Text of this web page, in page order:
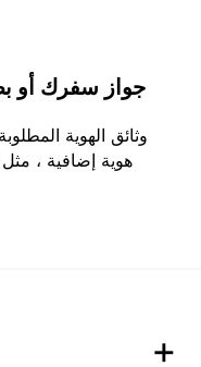
جواز سفرك أو
وثائق الهوية
هوية إضافية ،